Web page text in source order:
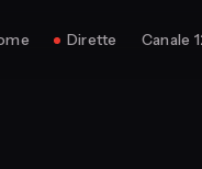
Dirette Canale